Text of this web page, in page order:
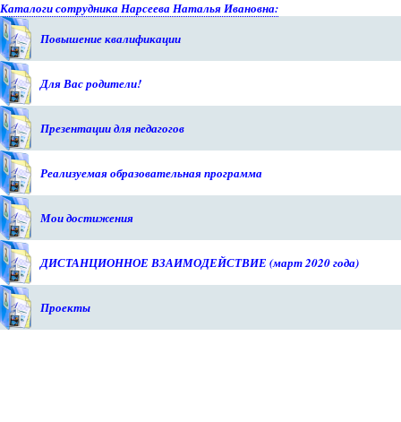
Каталоги сотрудника Нарсеева Наталья Ивановна:
Повышение квалификации
Для Вас родители!
Презентации для педагогов
Реализуемая образовательная программа
Мои достижения
ДИСТАНЦИОННОЕ ВЗАИМОДЕЙСТВИЕ (март 2020 года)
Проекты